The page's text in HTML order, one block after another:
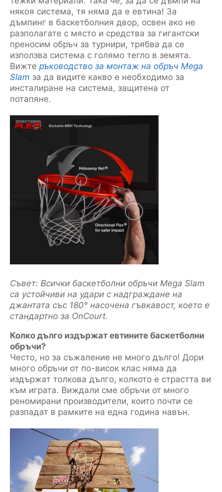
някоя система, тя няма да е евтина! За
дъмпинг в баскетболния двор, освен ако не
разполагате с място и средства за гигантски
преносим обръч за турнири, трябва да се
използва система с голямо тегло в земята.
Вижте ръководство за монтаж на обръч Mega
Slam за да видите какво е необходимо за
инсталиране на система, защитена от
потапяне.
Съвет: Всички баскетболни обръчи Mega Slam
са устойчиви на удари с надграждане на
джантата със 180° насочена гъвкавост, което е
стандартно за OnCourt.
Колко дълго издържат евтините баскетболни
обръчи?
Често, но за съжаление не много дълго! Дори
много обръчи от по-висок клас няма да
издържат толкова дълго, колкото е страстта ви
към играта. Виждали сме обръчи от много
реномирани производители, които почти се
разпадат в рамките на една година навън.